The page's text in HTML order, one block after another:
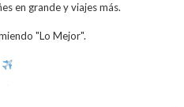
en grande y viajes más.
"Lo Mejor".